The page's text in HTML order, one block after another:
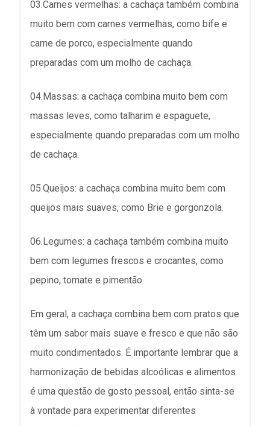
03.Carnes vermelhas: a cachaça também combina
muito bem com carnes vermelhas, como bife e
carne de porco, especialmente quando
preparadas com um molho de cachaça.
04.Massas: a cachaça combina muito bem com
massas leves, como talharim e espaguete,
especialmente quando preparadas com um molho
de cachaça.
05.Queijos: a cachaça combina muito bem com
queijos mais suaves, como Brie e gorgonzola.
06.Legumes: a cachaça também combina muito
bem com legumes frescos e crocantes, como
pepino, tomate e pimentão.
Em geral, a cachaça combina bem com pratos que
têm um sabor mais suave e fresco e que não são
muito condimentados. É importante lembrar que a
harmonização de bebidas alcoólicas e alimentos
é uma questão de gosto pessoal, então sinta-se
à vontade para experimentar diferentes